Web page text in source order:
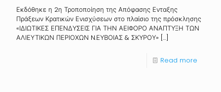
Εκδόθηκε η 2η Τροποποίηση της Απόφασης Ενταξης
Πράξεων Κρατικών Ενισχύσεων στο πλαίσιο της πρόσκλησης
«ΙΔΙΩΤΙΚΕΣ ΕΠΕΝΔΥΣΕΙΣ ΓΙΑ ΤΗΝ ΑΕΙΦΟΡΟ ΑΝΑΠΤΥΞΗ ΤΩΝ
ΑΛΙΕΥΤΙΚΩΝ ΠΕΡΙΟΧΩΝ N.ΕΥΒΟΙΑΣ & ΣΚΥΡΟΥ» […]
Read more